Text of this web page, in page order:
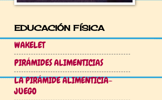
EDUCACIÓN FÍSICA
WAKELET
PIRÁMIDES ALIMENTICIAS
LA PIRÁMIDE ALIMENTICIA-
JUEGO